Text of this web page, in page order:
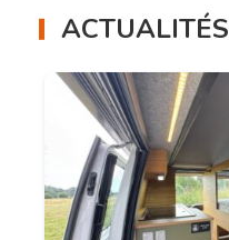
ACTUALITÉS